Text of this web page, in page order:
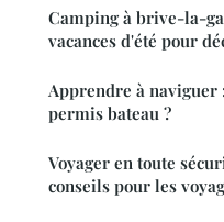
Camping à brive-la-
vacances d'été pour
Apprendre à naviguer
permis bateau ?
Voyager en toute
conseils pour les